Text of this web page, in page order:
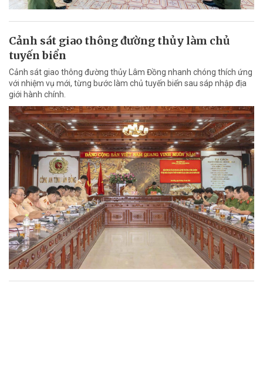
Cảnh sát giao thông đường thủy làm chủ
tuyến biển
Cảnh sát giao thông đường thủy Lâm Đồng nhanh chóng thích ứng
với nhiệm vụ mới, từng bước làm chủ tuyến biển sau sáp nhập địa
giới hành chính.